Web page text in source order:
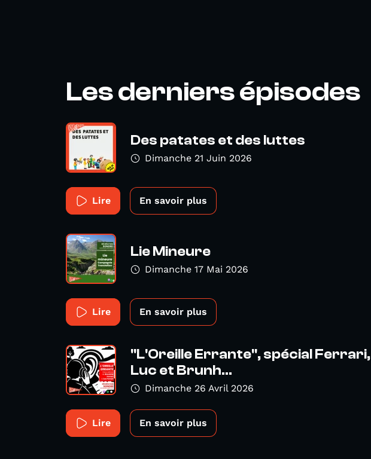
Les derniers épisodes
Des patates et des luttes
Dimanche 21 Juin 2026
Lire En savoir plus
Lie Mineure
Dimanche 17 Mai 2026
Lire En savoir plus
"L'Oreille Errante", spécial Ferrari,
Luc et Brunh...
Dimanche 26 Avril 2026
Lire En savoir plus